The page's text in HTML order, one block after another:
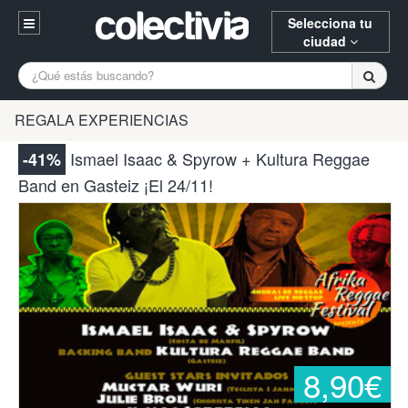
Selecciona tu
ciudad
Entrar
94 652 38 15 (L-V 10:30-15:00)
¿Necesitas ayuda? Escríbenos
A Coruña Alicante
Bilbao Burgos Donostia
Gijón Huesca
Madrid Oviedo Palencia
Pamplona Santander Tarragona
Valencia Zaragoza
REGALA EXPERIENCIAS
-41% Ismael Isaac & Spyrow + Kultura Reggae
Band en Gasteiz ¡El 24/11!
8,90€